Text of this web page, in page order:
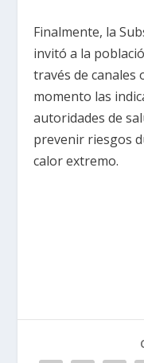
Finalmente, la
invitó a la
través de canales
momento las
autoridades de
prevenir riesgos
calor extremo.